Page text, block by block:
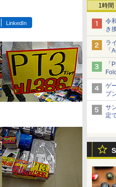
1時間
令
き
ム
ラ
「
「
シ
ゲ
プ
押
サ
定
LinkedIn